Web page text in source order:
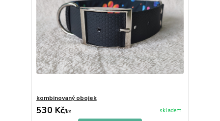
kombinovaný obojek
530 Kč/ks skladem